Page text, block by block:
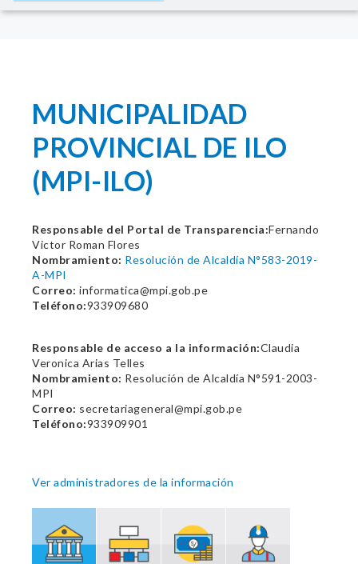
MUNICIPALIDAD
PROVINCIAL DE ILO
(MPI-ILO)
Responsable del Portal de Transparencia:Fernando
Victor Roman Flores
Nombramiento: Resolución de Alcaldía N°583-2019-
A-MPI
Correo: informatica@mpi.gob.pe
Teléfono:933909680
Responsable de acceso a la información:Claudia
Veronica Arias Telles
Nombramiento: Resolución de Alcaldía N°591-2003-
MPI
Correo: secretariageneral@mpi.gob.pe
Teléfono:933909901
Ver administradores de la información